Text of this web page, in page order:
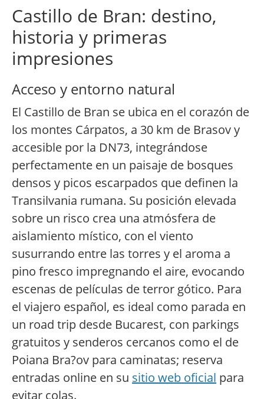
Castillo de Bran: destino,
historia y primeras
impresiones
Acceso y entorno natural
El Castillo de Bran se ubica en el corazón de
los montes Cárpatos, a 30 km de Brasov y
accesible por la DN73, integrándose
perfectamente en un paisaje de bosques
densos y picos escarpados que definen la
Transilvania rumana. Su posición elevada
sobre un risco crea una atmósfera de
aislamiento místico, con el viento
susurrando entre las torres y el aroma a
pino fresco impregnando el aire, evocando
escenas de películas de terror gótico. Para
el viajero español, es ideal como parada en
un road trip desde Bucarest, con parkings
gratuitos y senderos cercanos como el de
Poiana Bra?ov para caminatas; reserva
entradas online en su sitio web oficial para
evitar colas.